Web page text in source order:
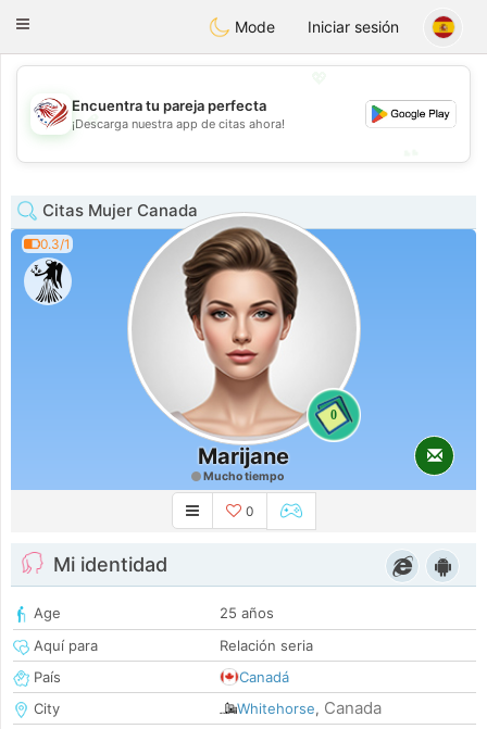
StatesDating
Toggle
Mode Iniciar sesión
💖
💕
Encuentra tu pareja perfecta
¡Descarga nuestra app de citas ahora!
Citas Mujer Canada
0.3/1
0
Marijane
Mucho tiempo
0
Mi identidad
Age
25 años
Aquí para
Relación seria
País
Canadá
City
Whitehorse, Canada